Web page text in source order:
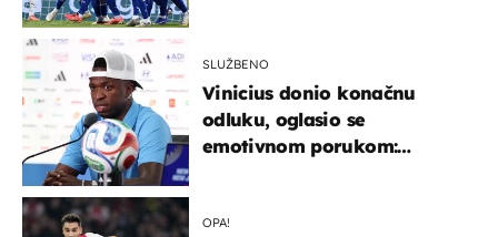
SLUŽBENO
Vinicius donio konačnu
odluku, oglasio se
emotivnom porukom:
OPA!